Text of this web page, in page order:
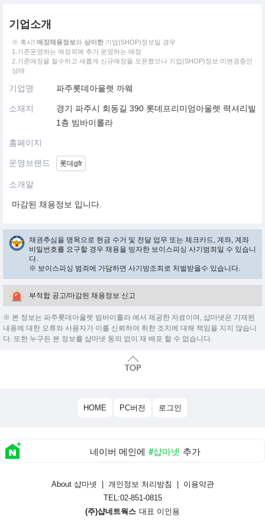
기업소개
※ 혹시! 매장채용정보와 상이한 기업(SHOP)정보일 경우
1.기존운영하는 매장외에 추가 운영하는 매장
2.기존매장을 철수하고 새롭게 신규매장을 오픈했으나 기업(SHOP)정보 미변경중인
상태
기업명 파주롯데아울렛 까웨
소재지
경기 파주시 회동길 390 롯데프리미엄아울렛 력셔리빌
1층 빔바이롤라
홈페이지
운영브랜드 롯데gfr
소개말
마감된 채용정보 입니다.
채권추심을 명목으로 현금 수거 및 전달 업무 또는 체크카드, 계좌, 계좌
비밀번호를 요구할 경우 채용을 빙자한 보이스피싱 사기범죄일 수 있습니
다.
※ 보이스피싱 범죄에 가담하면 사기방조죄로 처벌받을수 있습니다.
부적합 공고/마감된 채용정보 신고
※ 본 정보는 파주롯데아울렛 빔바이롤라 에서 제공한 자료이며, 샵마넷은 기재된
내용에 대한 오류와 사용자가 이를 신뢰하여 취한 조치에 대해 책임을 지지 않습니
다. 또한 누구든 본 정보를 샵마넷 동의 없이 재 배포 할 수 없습니다.
HOME PC버전 로그인
네이버 메인에 #샵마넷 추가
About 샵마넷 개인정보 처리방침
이용약관
TEL:02-851-0815
(주)샵네트웍스 대표 이인용